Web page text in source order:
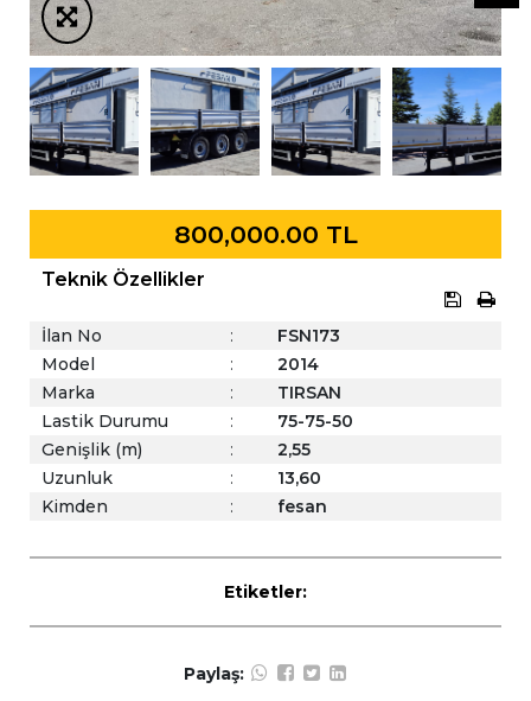
800,000.00 TL
Teknik Özellikler
İlan No :
FSN173
Model
:
2014
Marka
:
TIRSAN
Lastik Durumu
:
75-75-50
Genişlik (m)
:
2,55
Uzunluk
:
13,60
Kimden
: fesan
Etiketler:
Paylaş: